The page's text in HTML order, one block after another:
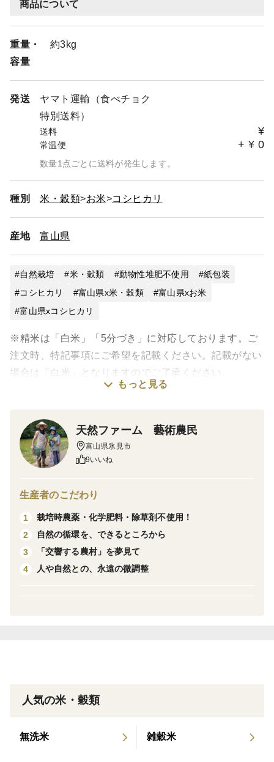
商品について
重量・
容量
約3kg
発送
ヤマト運輸（食べチョク
特別送料）
送料 ¥
常温便 + ¥ 0
数量1点ごとに送料が発生します。
種別 米・穀類 お米 コシヒカリ
産地 富山県
自然栽培 米・穀類 動物性堆肥不使用
紙包装
コシヒカリ
富山県x米・穀類
富山県xお米
富山県xコシヒカリ
※精米は「白米」「5分づき」に対応しております。ご
注文時、特記事項にご希望を記載ください。記載がない
場合は「白米」となりますのでご了承ください。
2025年度産◎
― 里山の恵みを、そのまま食卓へ ―
富山県氷見市の中山間地域・久目地区（触坂 / ふれさ
多くの先輩農家さんたちに採用されている理由はしっか
しい！
もっと見る
天然ファーム 藝術農民
富山県氷見市
9いいね
生産者のこだわり
1
栽培時農薬・化学肥料・除草剤不使用！
2
自然の循環を、できるところから
3
「交響する農村」を夢見て
4
人や自然との、永遠の微調整
人気の米・穀類
無洗米 雑穀米